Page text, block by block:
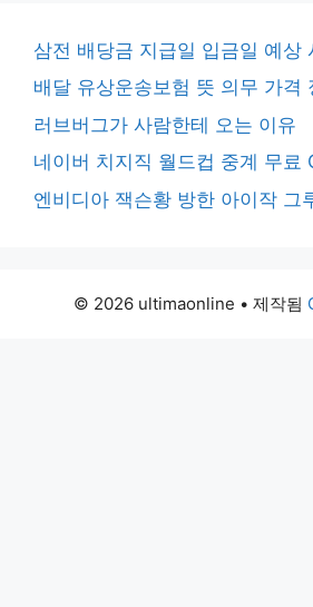
삼전 배당금 지급일 입금일 예상
배달 유상운송보험 뜻 의무 가격
러브버그가 사람한테 오는 이유
네이버 치지직 월드컵 중계 무료
엔비디아 잭슨황 방한 아이작 그
© 2026 ultimaonline • 제작됨